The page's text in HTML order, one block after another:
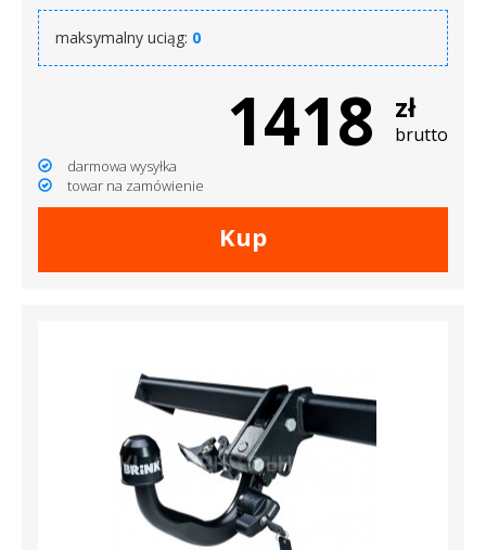
maksymalny uciąg: 0
1418 zł
brutto
darmowa wysyłka
towar na zamówienie
Kup